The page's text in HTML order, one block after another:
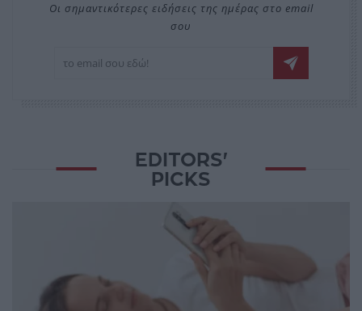
Οι σημαντικότερες ειδήσεις της ημέρας στο email
σου
EDITORS'
PICKS